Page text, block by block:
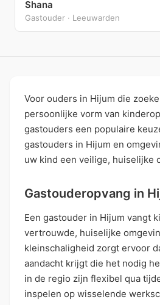
Shana
Gastouder · Leeuwarden
Voor ouders in Hijum die
persoonlijke vorm van
gastouders een populaire
gastouders in Hijum en
uw kind een veilige, huiselijke
Gastouderopvang in
Een gastouder in Hijum vangt
vertrouwde, huiselijke
kleinschaligheid zorgt ervoor
aandacht krijgt die het nodig
in de regio zijn flexibel qua
inspelen op wisselende